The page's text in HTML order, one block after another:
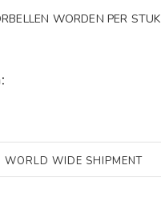
WORDEN PER STUK
WORLD WIDE SHIPMENT